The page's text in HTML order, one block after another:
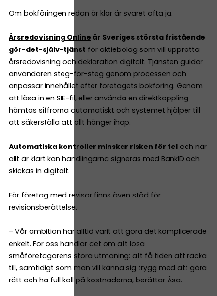
Om bokföringen redan är klar är svaret ofta ja.
Årsredovisning Online är Sveriges största fristående
gör-det-själv-tjänst för aktiebolag som vill upprätta
årsredovisning och deklaration digitalt. Tjänsten guidar
användaren steg-för-steg genom processen och
anpassar innehållet efter företagets bokföring. Genom
att läsa in en SIE-fil, eller använda en direktkoppling
hämtas siffrorna automatiskt och systemet hjälper till
att säkerställa att allt hänger ihop.
Automatiska kontroller minskar risken för fel och när
allt är klart kan handlingarna signeras med BankID och
skickas in digitalt.
För företag med revisor finns även stöd för
revisionsberättelse.
– Vår ambition har alltid varit att göra det komplicerade
enkelt. För oss handlar det om att lösa
småföretagarens stora utmaning: att få tiden att räcka
till, samtidigt som man vill känna sig trygg med att göra
rätt och ha full koll på kostnaderna, berättar Åsa.